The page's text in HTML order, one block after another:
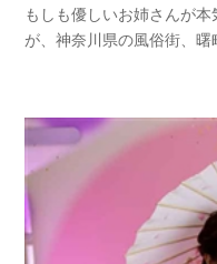
もしも優しいお姉さんが
が、神奈川県の風俗街、曙
いお姉さんが本気になっ
に決定。優しいお姉さん
か気になるよね。ここ...